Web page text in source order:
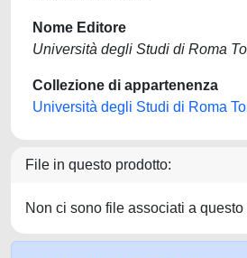
Nome Editore
Università degli Studi di Roma
Collezione di appartenenza
Università degli Studi di Roma
File in questo prodotto:
Non ci sono file associati a questo